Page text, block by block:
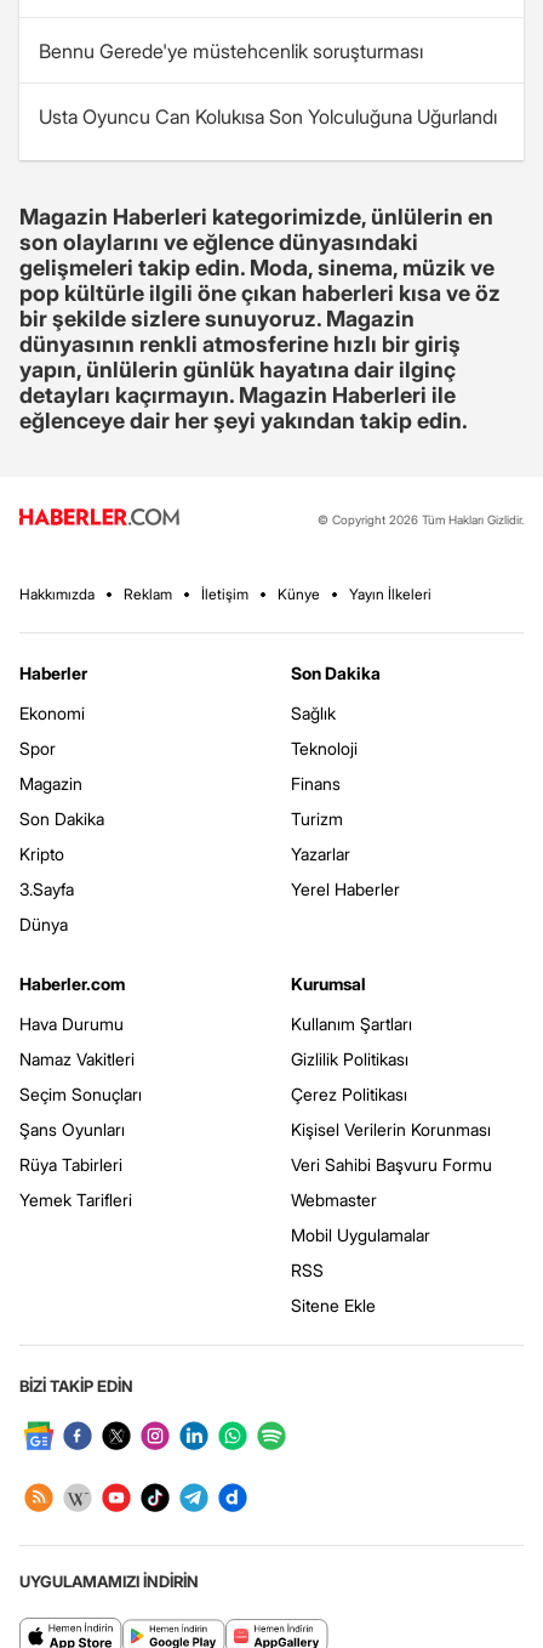
Bennu Gerede'ye müstehcenlik soruşturması
Usta Oyuncu Can Kolukısa Son Yolculuğuna Uğurlandı
Magazin Haberleri kategorimizde, ünlülerin en
son olaylarını ve eğlence dünyasındaki
gelişmeleri takip edin. Moda, sinema, müzik ve
pop kültürle ilgili öne çıkan haberleri kısa ve öz
bir şekilde sizlere sunuyoruz. Magazin
dünyasının renkli atmosferine hızlı bir giriş
yapın, ünlülerin günlük hayatına dair ilginç
detayları kaçırmayın. Magazin Haberleri ile
eğlenceye dair her şeyi yakından takip edin.
© Copyright 2026 Tüm Hakları Gizlidir.
Hakkımızda Reklam İletişim Künye Yayın İlkeleri
Haberler
Ekonomi
Spor
Magazin
Son Dakika
Kripto
3.Sayfa
Dünya
Son Dakika
Sağlık
Teknoloji
Finans
Turizm
Yazarlar
Yerel Haberler
Haberler.com
Hava Durumu
Namaz Vakitleri
Seçim Sonuçları
Şans Oyunları
Rüya Tabirleri
Yemek Tarifleri
Kurumsal
Kullanım Şartları
Gizlilik Politikası
Çerez Politikası
Kişisel Verilerin Korunması
Veri Sahibi Başvuru Formu
Webmaster
Mobil Uygulamalar
RSS
Sitene Ekle
BİZİ TAKİP EDİN
UYGULAMAMIZI İNDİRİN